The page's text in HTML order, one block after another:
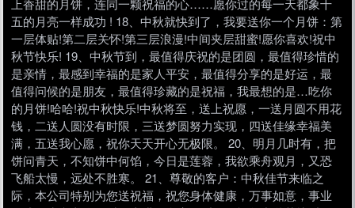
上香甜的月饼，连同一颗祝福的心……愿你过的每一天都象十
五的月亮一样成功 ! 18、中秋就快到了，我要送你一个月饼：第
一层体贴!第二层关怀!第三层浪漫!中间夹层甜蜜!愿你喜欢!祝中
秋节快乐! 19、中秋节到，最值得庆祝的是团圆，最值得珍惜的
是亲情，最感到幸福的是家人平安，最值得分享的是好运，最
值得问候的是朋友，最值得珍藏的是祝福，我最想的是…吃你
的月饼!哈哈!祝中秋快乐!中秋将至，送上祝愿，一送月圆不用花
钱，二送人圆没有时限，三送梦圆努力实现，四送佳缘幸福美
满，五送我心愿，祝你天天开心无极限。 20、明月几时有，把
饼问青天，不知饼中何馅，今日是莲蓉，我欲乘舟观月，又恐
飞船太慢，远处不胜寒。 21、尊敬的客户：中秋佳节来临之
际，本公司特别为您送祝福，祝您身体健康，万事如意，事业